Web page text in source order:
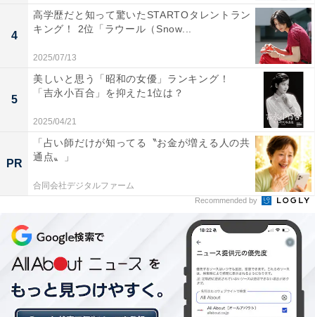
A post shared by 映画『笑いのカイブツ』公式
4
高学歴だと知って驚いたSTARTOタレントラン
キング！ 2位「ラウール（Snow...
2025/07/13
5
美しいと思う「昭和の女優」ランキング！
「吉永小百合」を抑えた1位は？
2025/04/21
PR
「占い師だけが知ってる〝お金が増える人の共
通点〟」
合同会社デジタルファーム
Recommended by